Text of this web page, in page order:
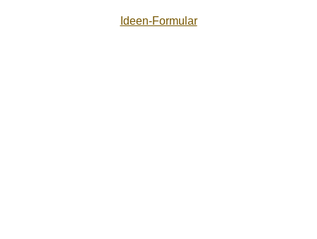
Ideen-Formular